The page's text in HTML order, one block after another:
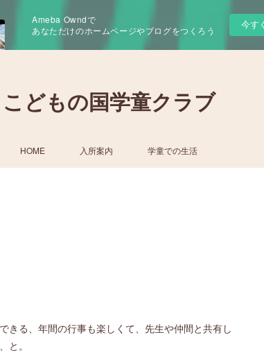
Ameba Owndで
あなただけのホームページやブログをつくろう
今す
こどもの国学童クラブ
HOME 入所案内 学童での生活
きる、年間の行事も楽しくて、先生や仲間と共有し
と。